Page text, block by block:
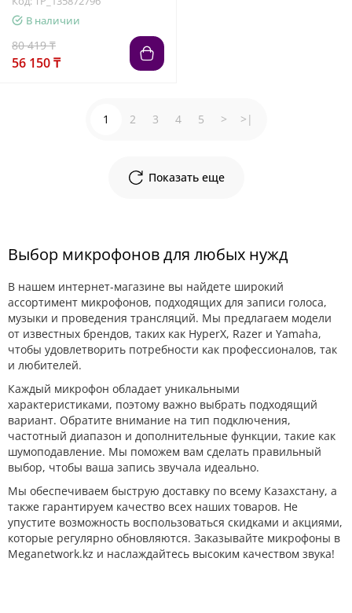
В наличии
80 419 ₸
56 150 ₸
Показать еще
1 2 3 4 5 > >|
Выбор микрофонов для любых нужд
В нашем интернет-магазине вы найдете широкий
ассортимент микрофонов, подходящих для записи голоса,
музыки и проведения трансляций. Мы предлагаем модели
от известных брендов, таких как HyperX, Razer и Yamaha,
чтобы удовлетворить потребности как профессионалов, так
и любителей.
Каждый микрофон обладает уникальными
характеристиками, поэтому важно выбрать подходящий
вариант. Обратите внимание на тип подключения,
частотный диапазон и дополнительные функции, такие как
шумоподавление. Мы поможем вам сделать правильный
выбор, чтобы ваша запись звучала идеально.
Мы обеспечиваем быструю доставку по всему Казахстану, а
также гарантируем качество всех наших товаров. Не
упустите возможность воспользоваться скидками и акциями,
которые регулярно обновляются. Заказывайте микрофоны в
Meganetwork.kz и наслаждайтесь высоким качеством звука!